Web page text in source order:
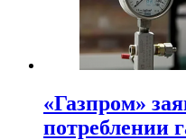
«Газпром»
потреблении